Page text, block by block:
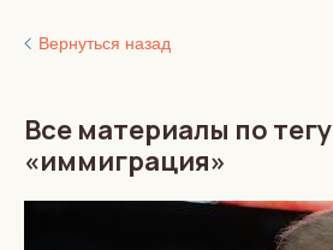
Вернуться назад
Все материалы по тегу
«иммиграция»